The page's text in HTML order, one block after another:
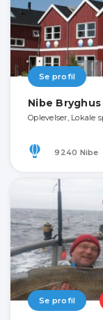
Se profil
Nibe Bryghus
Oplevelser, Lokale
9240 Nibe
Se profil